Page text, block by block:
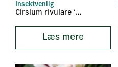
Insektvenlig
Cirsium rivulare ‘Frosted Magic’
Læs mere